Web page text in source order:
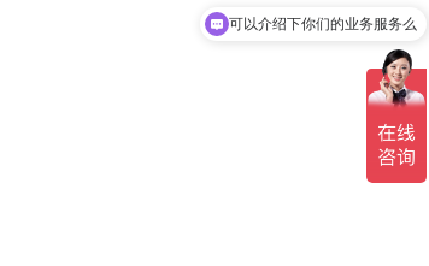
可以介绍下你们的业务服务么